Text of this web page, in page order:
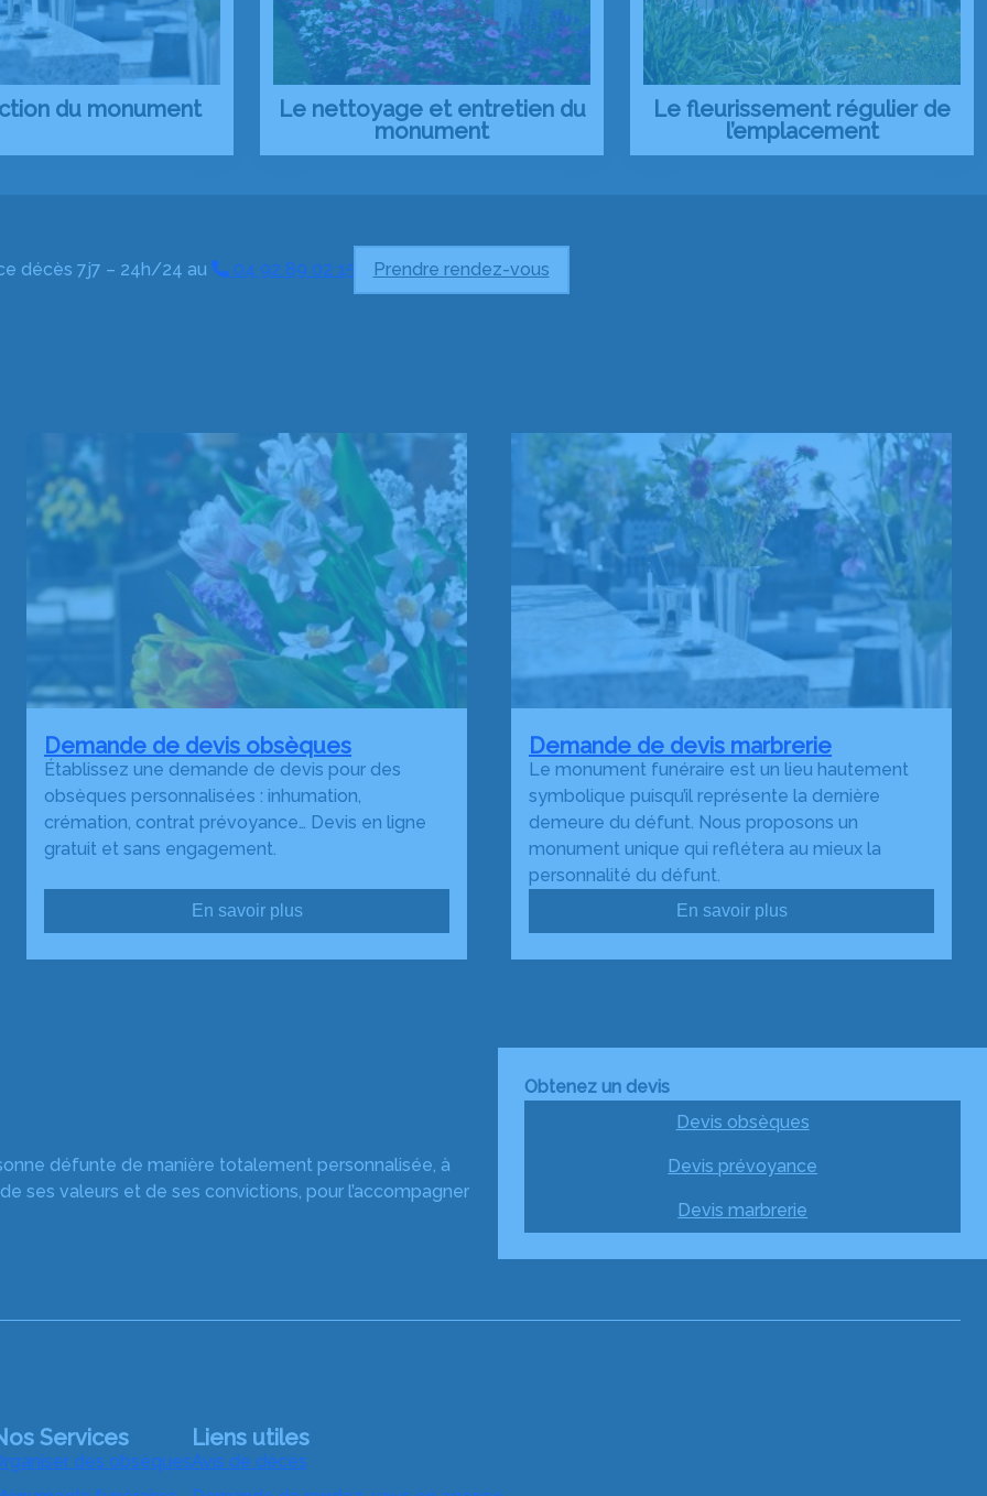
du monument
Le nettoyage et entretien du
monument
Le fleurissement régulier de
l’emplacement
décès 7j7 – 24h/24 au 04 92 89 02 15 Prendre rendez-vous
Demande de devis obsèques
Établissez une demande de devis pour des
obsèques personnalisées : inhumation,
crémation, contrat prévoyance… Devis en ligne
gratuit et sans engagement.
En savoir plus
Demande de devis marbrerie
Le monument funéraire est un lieu hautement
symbolique puisqu’il représente la dernière
demeure du défunt. Nous proposons un
monument unique qui reflétera au mieux la
personnalité du défunt.
En savoir plus
défunte de manière totalement personnalisée, à
ses valeurs et de ses convictions, pour l’accompagner
Obtenez un devis
Devis obsèques
Devis prévoyance
Devis marbrerie
Services
des obsèques
Liens utiles
Avis de décès